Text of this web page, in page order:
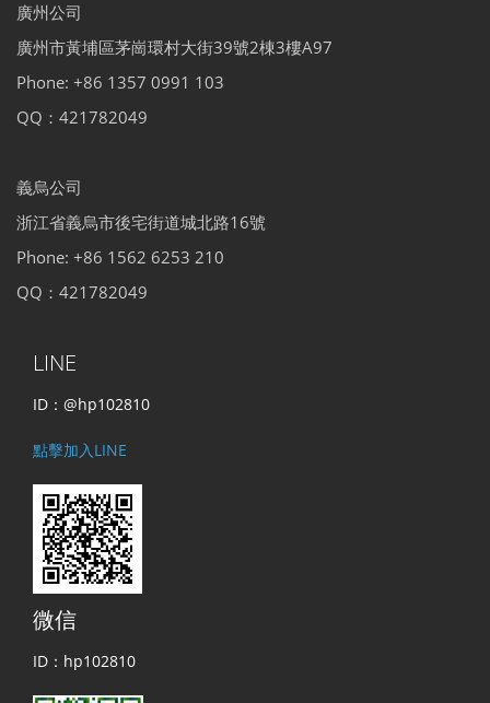
廣州公司
廣州市黃埔區茅崗環村大街39號2棟3樓A97
Phone: +86 1357 0991 103
QQ：421782049
義烏公司
浙江省義烏市後宅街道城北路16號
Phone: +86 1562 6253 210
QQ：421782049
LINE
ID：@hp102810
點擊加入LINE
微信
ID：hp102810